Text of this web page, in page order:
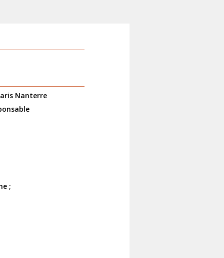
Nanterre
;